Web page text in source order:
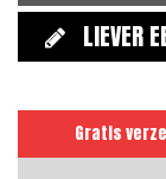
LIEVER
Gratis